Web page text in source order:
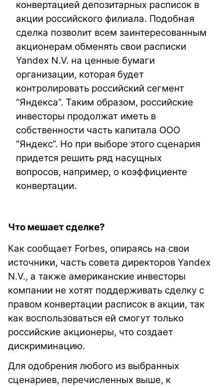
конвертацией депозитарных расписок в
акции российского филиала. Подобная
сделка позволит всем заинтересованным
акционерам обменять свои расписки
Yandex N.V. на ценные бумаги
организации, которая будет
контролировать российский сегмент
“Яндекса”. Таким образом, российские
инвесторы продолжат иметь в
собственности часть капитала ООО
“Яндекс”. Но при выборе этого сценария
придется решить ряд насущных
вопросов, например, о коэффициенте
конвертации.
Что мешает сделке?
Как сообщает Forbes, опираясь на свои
источники, часть совета директоров Yandex
N.V., а также американские инвесторы
компании не хотят поддерживать сделку с
правом конвертации расписок в акции, так
как воспользоваться ей смогут только
российские акционеры, что создает
дискриминацию.
Для одобрения любого из выбранных
сценариев, перечисленных выше, к